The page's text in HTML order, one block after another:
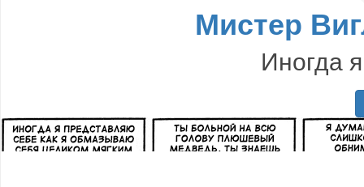
Мистер
Иногда